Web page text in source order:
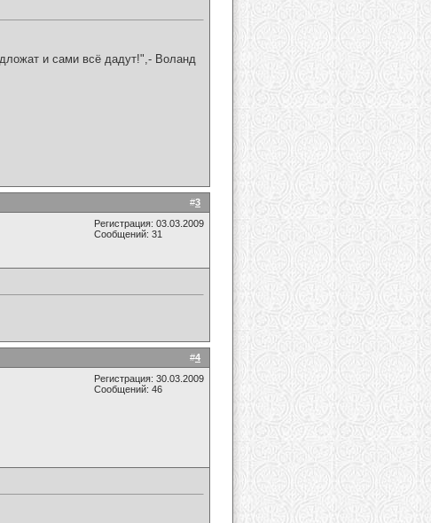
и сами всё дадут!",- Воланд
#3
Регистрация: 03.03.2009
Сообщений: 31
#4
Регистрация: 30.03.2009
Сообщений: 46